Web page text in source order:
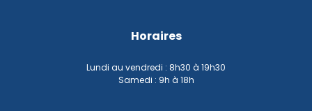
Horaires
Lundi au vendredi : 8h30 à 19h30
Samedi : 9h à 18h